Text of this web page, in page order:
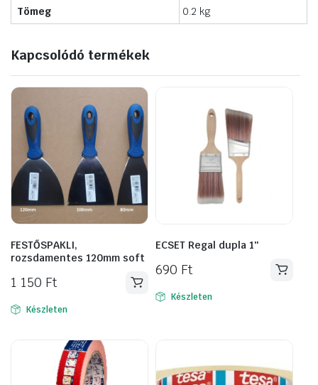
Tömeg 0.2 kg
Kapcsolódó termékek
FESTŐSPAKLI,
rozsdamentes 120mm soft
1 150 Ft
Készleten
ECSET Regal dupla 1″
690 Ft
Készleten